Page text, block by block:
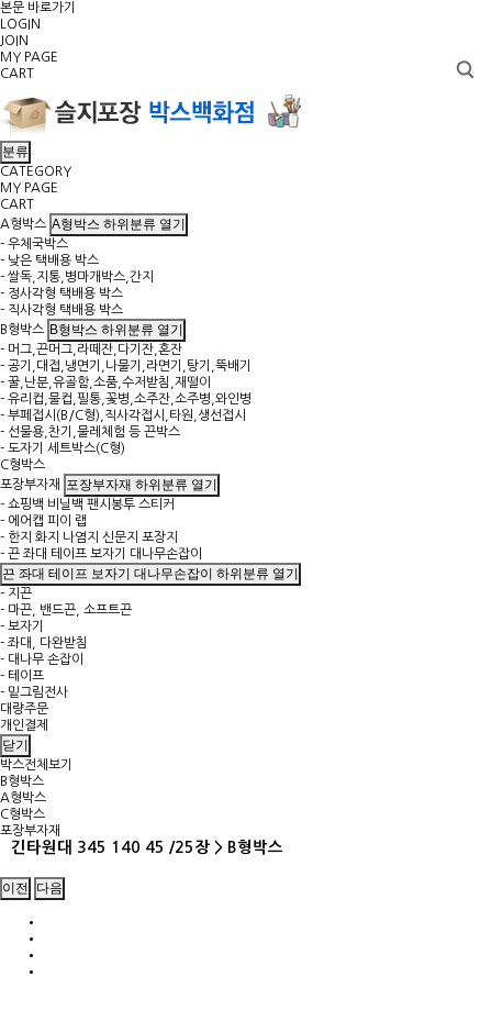
본문 바로가기
LOGIN
JOIN
MY PAGE
CART
분류
CATEGORY
MY PAGE
CART
A형박스 A형박스 하위분류 열기
- 우체국박스
- 낮은 택배용 박스
- 쌀독,지통,병마개박스,간지
- 정사각형 택배용 박스
- 직사각형 택배용 박스
B형박스 B형박스 하위분류 열기
- 머그,끈머그,라떼잔,다기잔,혼잔
- 공기,대접,냉면기,나물기,라면기,탕기,뚝배기
- 꿀,난분,유골함,소품,수저받침,재떨이
- 유리컵,물컵,필통,꽃병,소주잔,소주병,와인병
- 부페접시(B/C형),직사각접시,타원,생선접시
- 선물용,찬기,물레체험 등 끈박스
- 도자기 세트박스(C형)
C형박스
포장부자재
포장부자재 하위분류 열기
- 쇼핑백 비닐백 팬시봉투 스티커
- 에어캡 피이 랩
- 한지 화지 나염지 신문지 포장지
- 끈 좌대 테이프 보자기 대나무손잡이
끈 좌대 테이프 보자기 대나무손잡이 하위분류 열기
- 지끈
- 마끈, 밴드끈, 소프트끈
- 보자기
- 좌대, 다완받침
- 대나무 손잡이
- 테이프
- 밑그림전사
대량주문
개인결제
닫기
박스전체보기
B형박스
A형박스
C형박스
포장부자재
긴타원대 345 140 45 /25장 > B형박스
이전 다음